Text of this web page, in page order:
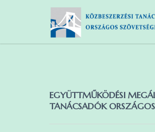
EGYÜTTMŰKÖDÉSI
TANÁCSADÓK